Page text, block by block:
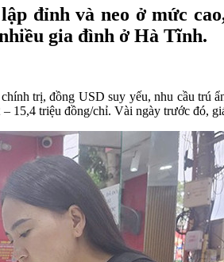
đỉnh và neo ở mức
gia đình ở Hà Tĩnh.
trị, đồng USD suy yếu, nhu cầu trú
15,4 triệu đồng/chỉ. Vài ngày trước đó,